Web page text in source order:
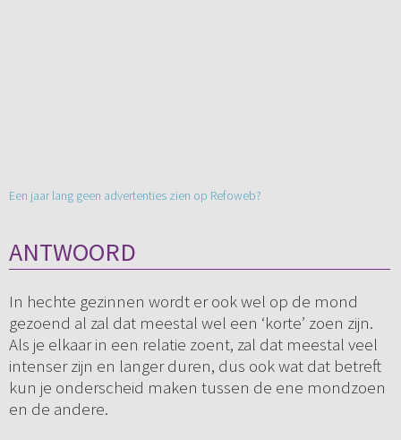
Een jaar lang geen advertenties zien op Refoweb?
ANTWOORD
In hechte gezinnen wordt er ook wel op de mond
gezoend al zal dat meestal wel een ‘korte’ zoen zijn.
Als je elkaar in een relatie zoent, zal dat meestal veel
intenser zijn en langer duren, dus ook wat dat betreft
kun je onderscheid maken tussen de ene mondzoen
en de andere.